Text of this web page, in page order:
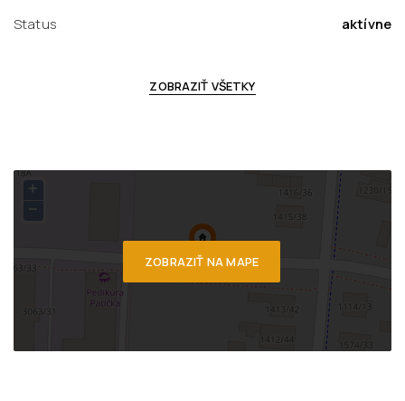
Status aktívne
ZOBRAZIŤ VŠETKY
ZOBRAZIŤ NA MAPE
+
−